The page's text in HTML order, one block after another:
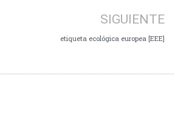
SIGUIENTE
etiqueta ecológica europea [EEE]